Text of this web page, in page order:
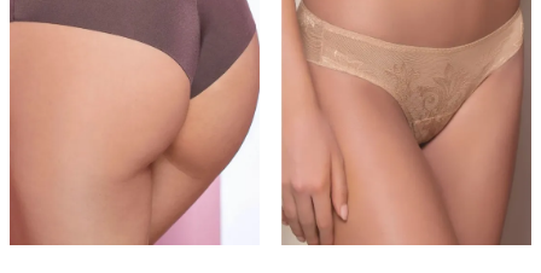
странице
товара.
странице
товара.